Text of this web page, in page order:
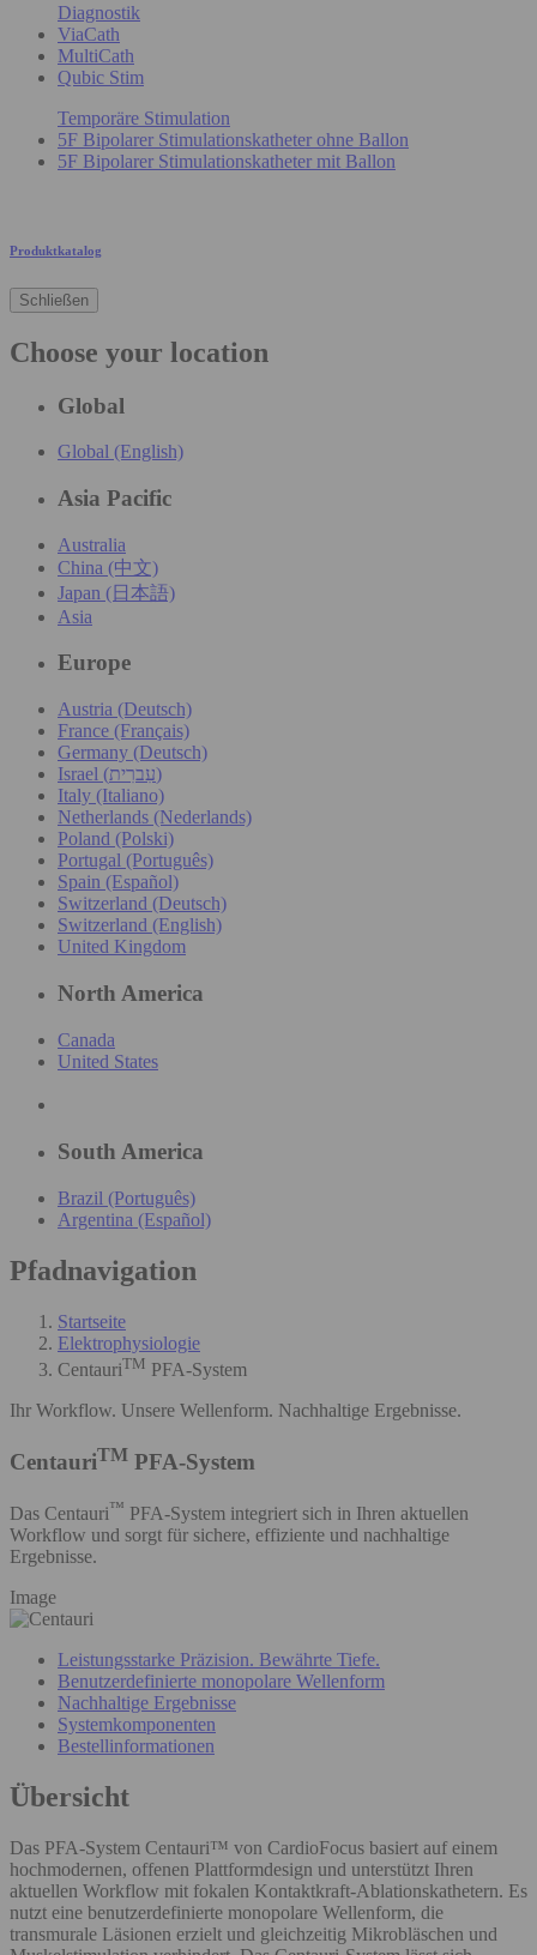
Diagnostik
ViaCath
MultiCath
Qubic Stim
Temporäre Stimulation
5F Bipolarer Stimulationskatheter ohne Ballon
5F Bipolarer Stimulationskatheter mit Ballon
Produktkatalog
Schließen
Choose your location
Global
Global (English)
Asia Pacific
Australia
China (中文)
Japan (日本語)
Asia
Europe
Austria (Deutsch)
France (Français)
Germany (Deutsch)
Israel (עִברִית)
Italy (Italiano)
Netherlands (Nederlands)
Poland (Polski)
Portugal (Português)
Spain (Español)
Switzerland (Deutsch)
Switzerland (English)
United Kingdom
North America
Canada
United States
South America
Brazil (Português)
Argentina (Español)
Pfadnavigation
Startseite
Elektrophysiologie
CentauriTM PFA-System
Ihr Workflow. Unsere Wellenform. Nachhaltige Ergebnisse.
CentauriTM PFA-System
Das Centauri™ PFA-System integriert sich in Ihren aktuellen
Workflow und sorgt für sichere, effiziente und nachhaltige
Ergebnisse.
Image
Leistungsstarke Präzision. Bewährte Tiefe.
Benutzerdefinierte monopolare Wellenform
Nachhaltige Ergebnisse
Systemkomponenten
Bestellinformationen
Übersicht
Das PFA-System Centauri™ von CardioFocus basiert auf einem
hochmodernen, offenen Plattformdesign und unterstützt Ihren
aktuellen Workflow mit fokalen Kontaktkraft-Ablationskathetern. Es
nutzt eine benutzerdefinierte monopolare Wellenform, die
transmurale Läsionen erzielt und gleichzeitig Mikrobläschen und